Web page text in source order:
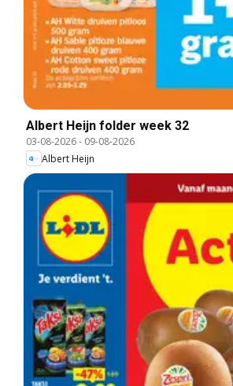
Albert Heijn folder week 32
03-08-2026- 09-08-2026
Albert Heijn